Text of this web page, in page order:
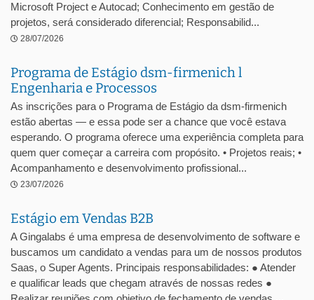
Microsoft Project e Autocad; Conhecimento em gestão de
projetos, será considerado diferencial; Responsabilid...
28/07/2026
Programa de Estágio dsm-firmenich l
Engenharia e Processos
As inscrições para o Programa de Estágio da dsm-firmenich
estão abertas — e essa pode ser a chance que você estava
esperando. O programa oferece uma experiência completa para
quem quer começar a carreira com propósito. • Projetos reais; •
Acompanhamento e desenvolvimento profissional...
23/07/2026
Estágio em Vendas B2B
A Gingalabs é uma empresa de desenvolvimento de software e
buscamos um candidato a vendas para um de nossos produtos
Saas, o Super Agents. Principais responsabilidades: ● Atender
e qualificar leads que chegam através de nossas redes ●